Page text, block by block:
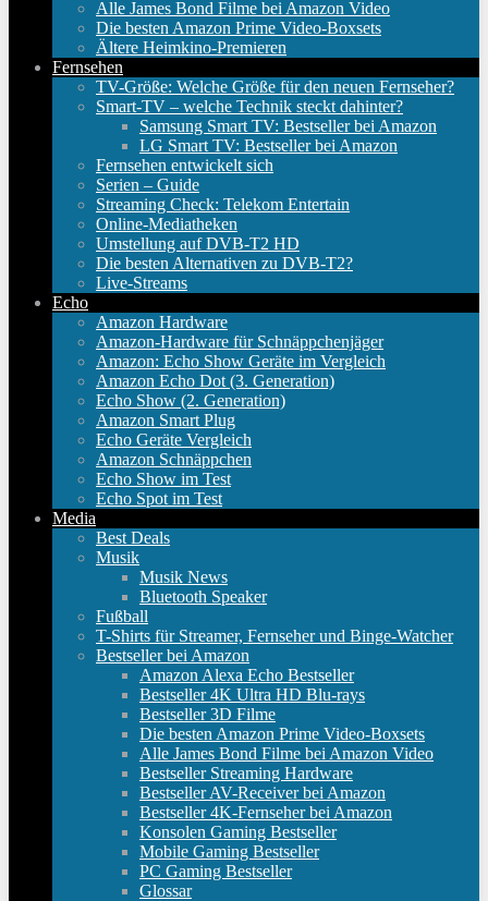
Alle James Bond Filme bei Amazon Video
Die besten Amazon Prime Video-Boxsets
Ältere Heimkino-Premieren
Fernsehen
TV-Größe: Welche Größe für den neuen Fernseher?
Smart-TV – welche Technik steckt dahinter?
Samsung Smart TV: Bestseller bei Amazon
LG Smart TV: Bestseller bei Amazon
Fernsehen entwickelt sich
Serien – Guide
Streaming Check: Telekom Entertain
Online-Mediatheken
Umstellung auf DVB-T2 HD
Die besten Alternativen zu DVB-T2?
Live-Streams
Echo
Amazon Hardware
Amazon-Hardware für Schnäppchenjäger
Amazon: Echo Show Geräte im Vergleich
Amazon Echo Dot (3. Generation)
Echo Show (2. Generation)
Amazon Smart Plug
Echo Geräte Vergleich
Amazon Schnäppchen
Echo Show im Test
Echo Spot im Test
Media
Best Deals
Musik
Musik News
Bluetooth Speaker
Fußball
T-Shirts für Streamer, Fernseher und Binge-Watcher
Bestseller bei Amazon
Amazon Alexa Echo Bestseller
Bestseller 4K Ultra HD Blu-rays
Bestseller 3D Filme
Die besten Amazon Prime Video-Boxsets
Alle James Bond Filme bei Amazon Video
Bestseller Streaming Hardware
Bestseller AV-Receiver bei Amazon
Bestseller 4K-Fernseher bei Amazon
Konsolen Gaming Bestseller
Mobile Gaming Bestseller
PC Gaming Bestseller
Glossar